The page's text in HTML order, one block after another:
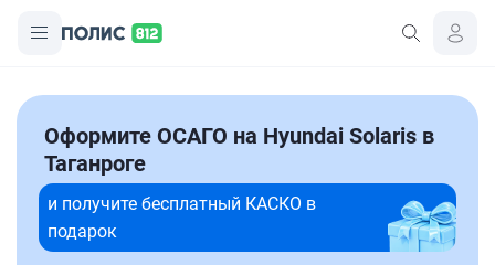
Оформите ОСАГО на Hyundai Solaris в
Таганроге
и получите бесплатный КАСКО в
подарок